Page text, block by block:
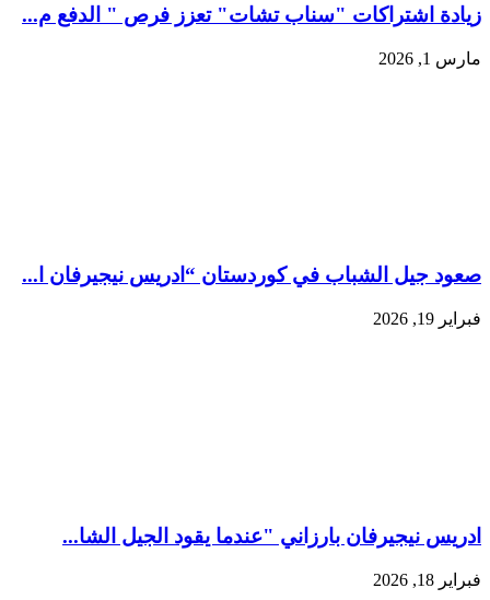
زيادة اشتراكات "سناب تشات" تعزز فرص " الدفع م...
مارس 1, 2026
صعود جيل الشباب في كوردستان “ادريس نيجيرفان ا...
فبراير 19, 2026
ادريس نيجيرفان بارزاني "عندما يقود الجيل الشا...
فبراير 18, 2026